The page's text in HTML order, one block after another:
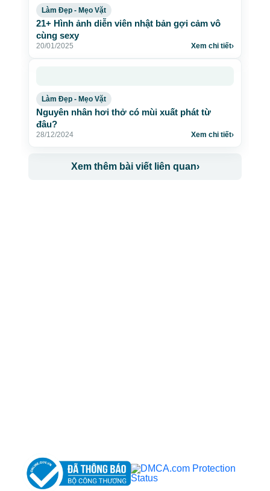
Làm Đẹp - Mẹo Vặt
21+ Hình ảnh diễn viên nhật bản gợi cảm vô
cùng sexy
20/01/2025 Xem chi tiết›
Làm Đẹp - Mẹo Vặt
Nguyên nhân hơi thở có mùi xuất phát từ
đâu?
28/12/2024 Xem chi tiết›
Xem thêm bài viết liên quan›